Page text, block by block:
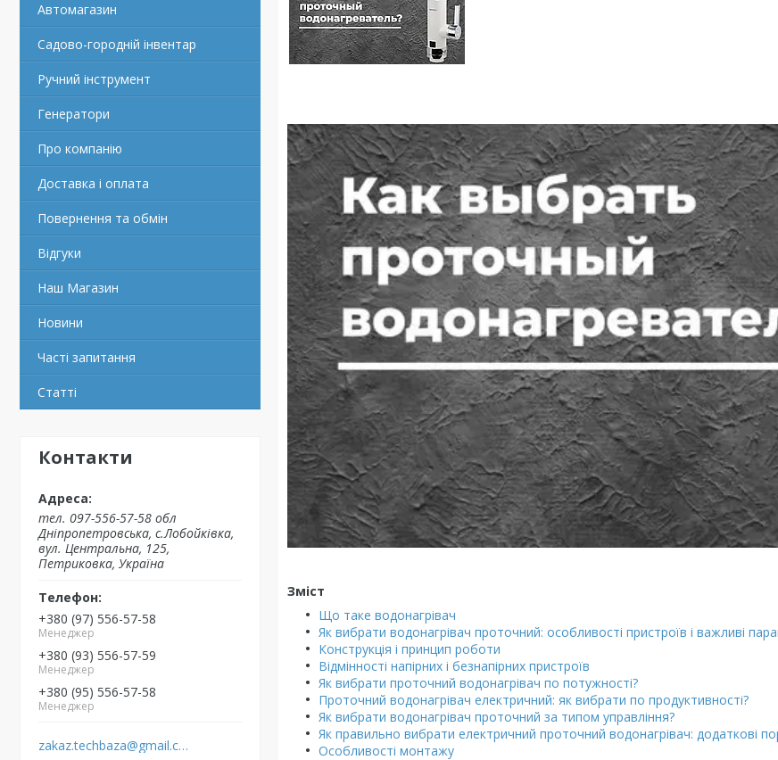
Автомагазин
Садово-городній інвентар
Ручний інструмент
Генератори
Про компанію
Доставка і оплата
Повернення та обмін
Відгуки
Наш Магазин
Новини
Часті запитання
Статті
Контакти
тел. 097-556-57-58 обл
Дніпропетровська, с.Лобойківка,
вул. Центральна, 125,
Петриковка, Україна
+380 (97) 556-57-58
Менеджер
+380 (93) 556-57-59
Менеджер
+380 (95) 556-57-58
Менеджер
zakaz.techbaza@gmail.com
Зміст
Що таке водонагрівач
Як вибрати водонагрівач проточний: особливості пристроїв і важливі
Конструкція і принцип роботи
Відмінності напірних і безнапірних пристроїв
Як вибрати проточний водонагрівач по потужності?
Проточний водонагрівач електричний: як вибрати по продуктивності?
Як вибрати водонагрівач проточний за типом управління?
Як правильно вибрати електричний проточний водонагрівач: додаткові
Особливості монтажу